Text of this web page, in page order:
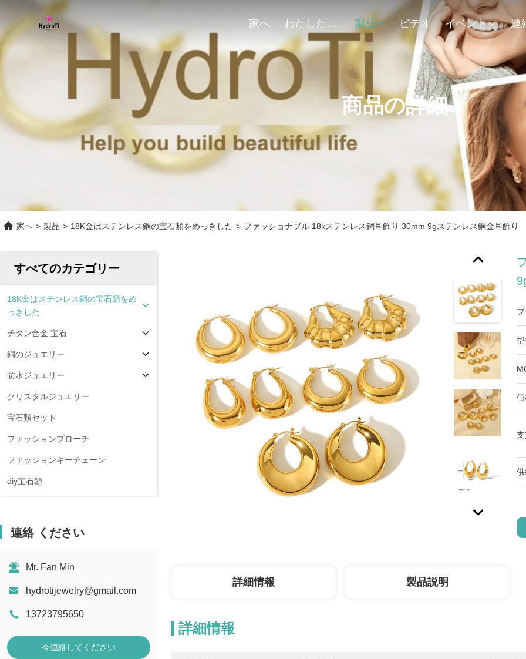
家へ わたしたち に つい て 製品 ビデオ イベント
商品の詳細
家へ > 製品 > 18K金はステンレス鋼の宝石類をめっきした > ファッショナブル 18kステンレス鋼耳飾り 30mm 9gステンレス鋼金耳飾り
すべてのカテゴリー
18K金はステンレス鋼の宝石類をめ
っきした
チタン合金 宝石
銅のジュエリー
防水ジュエリー
クリスタルジュエリー
宝石類セット
ファッションブローチ
ファッションキーチェーン
diy宝石類
連絡 ください
Mr. Fan Min
hydrotijewelry@gmail.com
13723795650
今連絡してください
詳細情報 製品説明
詳細情報